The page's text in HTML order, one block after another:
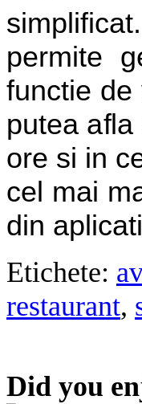
permite
functie de
putea
ore si in
cel mai
din
Etichete:
restaurant,
Did you